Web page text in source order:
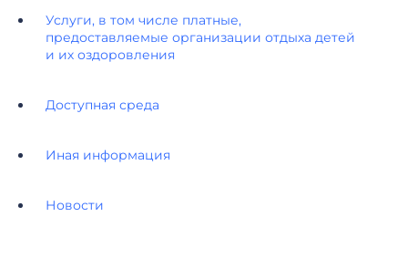
Услуги, в том числе платные,
предоставляемые организации отдыха детей
и их оздоровления
Доступная среда
Иная информация
Новости